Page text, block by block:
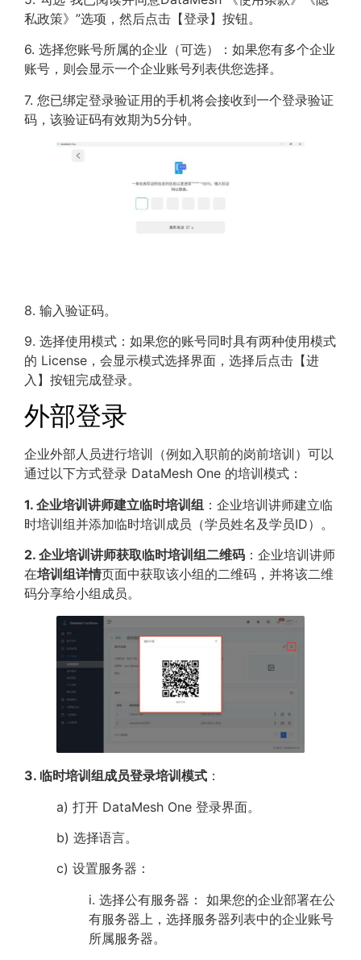
私政策》”选项，然后点击【登录】按钮。
6. 选择您账号所属的企业（可选）：如果您有多个企业
账号，则会显示一个企业账号列表供您选择。
7. 您已绑定登录验证用的手机将会接收到一个登录验证
码，该验证码有效期为5分钟。
8. 输入验证码。
9. 选择使用模式：如果您的账号同时具有两种使用模式
的 License，会显示模式选择界面，选择后点击【进
入】按钮完成登录。
外部登录
企业外部人员进行培训（例如入职前的岗前培训）可以
通过以下方式登录 DataMesh One 的培训模式：
1. 企业培训讲师建立临时培训组 ：企业培训讲师建立临
时培训组并添加临时培训成员（学员姓名及学员ID）。
2. 企业培训讲师获取临时培训组二维码 ：企业培训讲师
在培训组详情页面中获取该小组的二维码，并将该二维
码分享给小组成员。
3. 临时培训组成员登录培训模式 ：
a) 打开 DataMesh One 登录界面。
b) 选择语言。
c) 设置服务器：
i. 选择公有服务器： 如果您的企业部署在公
有服务器上，选择服务器列表中的企业账号
所属服务器。